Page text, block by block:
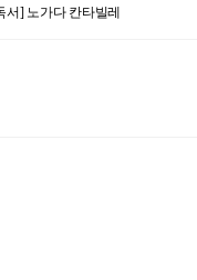
서] 노가다 칸타빌레